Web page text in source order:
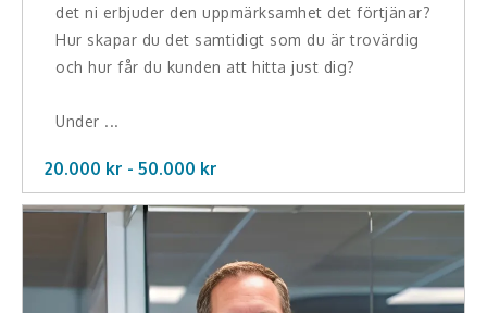
det ni erbjuder den uppmärksamhet det förtjänar?
Hur skapar du det samtidigt som du är trovärdig
och hur får du kunden att hitta just dig?
Under ...
20.000 kr - 50.000 kr